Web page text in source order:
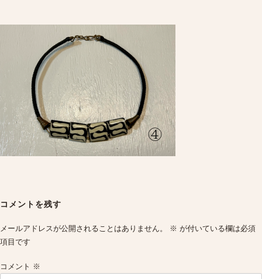
navigation
コメントを残す
メールアドレスが公開されることはありません。 ※ が付いている欄は必須
項目です
コメント ※